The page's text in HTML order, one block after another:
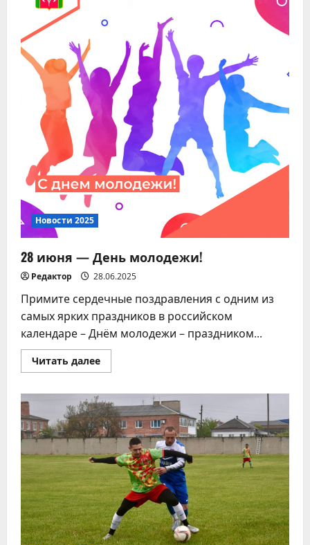
Новости 2025
28 июня — День молодежи!
Редактор 28.06.2025
Примите сердечные поздравления с одним из
самых ярких праздников в российском
календаре – Днём молодежи – праздником...
Читать далееПрочитать
больше
июня
—
День
молодежи!